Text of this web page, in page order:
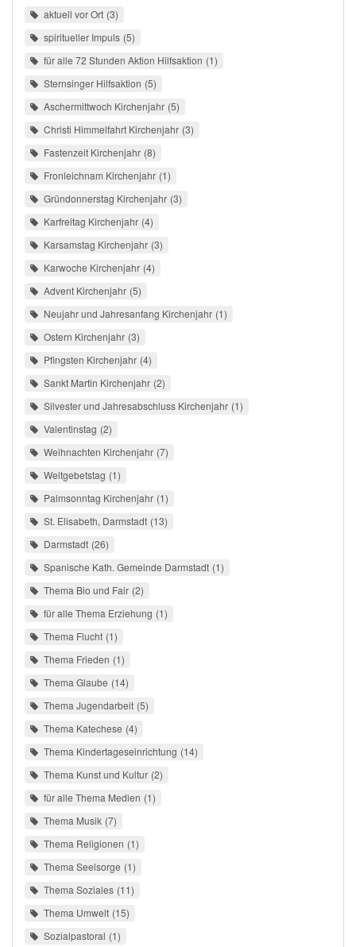
aktuell vor Ort 3
spiritueller Impuls 5
für alle 72 Stunden Aktion Hilfsaktion 1
Sternsinger Hilfsaktion 5
Aschermittwoch Kirchenjahr 5
Christi Himmelfahrt Kirchenjahr 3
Fastenzeit Kirchenjahr 8
Fronleichnam Kirchenjahr 1
Gründonnerstag Kirchenjahr 3
Karfreitag Kirchenjahr 4
Karsamstag Kirchenjahr 3
Karwoche Kirchenjahr 4
Advent Kirchenjahr 5
Neujahr und Jahresanfang Kirchenjahr 1
Ostern Kirchenjahr 3
Pfingsten Kirchenjahr 4
Sankt Martin Kirchenjahr 2
Silvester und Jahresabschluss Kirchenjahr 1
Valentinstag 2
Weihnachten Kirchenjahr 7
Weltgebetstag 1
Palmsonntag Kirchenjahr 1
St. Elisabeth, Darmstadt 13
Darmstadt 26
Spanische Kath. Gemeinde Darmstadt 1
Thema Bio und Fair 2
für alle Thema Erziehung 1
Thema Flucht 1
Thema Frieden 1
Thema Glaube 14
Thema Jugendarbeit 5
Thema Katechese 4
Thema Kindertageseinrichtung 14
Thema Kunst und Kultur 2
für alle Thema Medien 1
Thema Musik 7
Thema Religionen 1
Thema Seelsorge 1
Thema Soziales 11
Thema Umwelt 15
Sozialpastoral 1